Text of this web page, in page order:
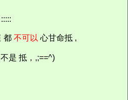
都 不可以 心甘命抵 ,
是 抵，,;==^)